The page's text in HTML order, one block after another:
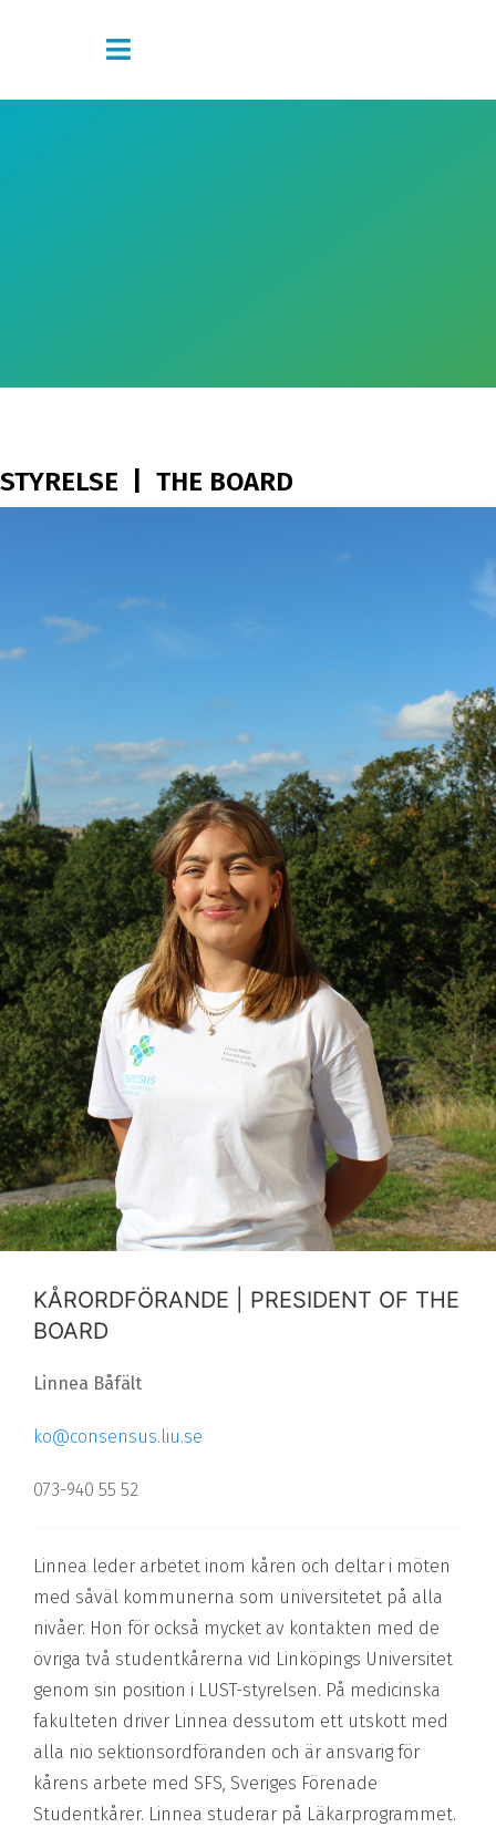
STYRELSE | THE BOARD
KÅRORDFÖRANDE | PRESIDENT OF THE
BOARD
Linnea Båfält
ko@consensus.liu.se
073-940 55 52
Linnea leder arbetet inom kåren och deltar i möten
med såväl kommunerna som universitetet på alla
nivåer. Hon för också mycket av kontakten med de
övriga två studentkårerna vid Linköpings Universitet
genom sin position i LUST-styrelsen. På medicinska
fakulteten driver Linnea dessutom ett utskott med
alla nio sektionsordföranden och är ansvarig för
kårens arbete med SFS, Sveriges Förenade
Studentkårer. Linnea studerar på Läkarprogrammet.